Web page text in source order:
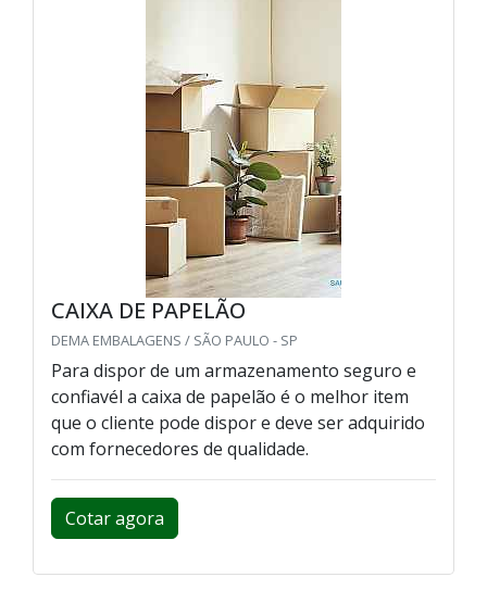
CAIXA DE PAPELÃO
DEMA EMBALAGENS / SÃO PAULO - SP
Para dispor de um armazenamento seguro e
confiavél a caixa de papelão é o melhor item
que o cliente pode dispor e deve ser adquirido
com fornecedores de qualidade.
Cotar agora